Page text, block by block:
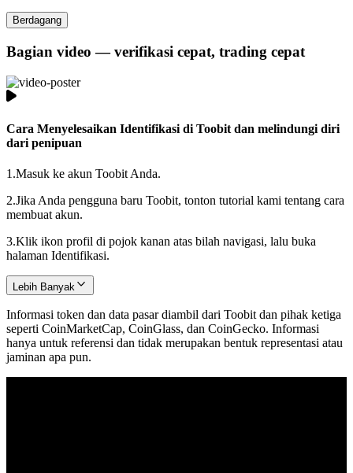
Berdagang
Bagian video — verifikasi cepat, trading cepat
Cara Menyelesaikan Identifikasi di Toobit dan melindungi diri
dari penipuan
1.Masuk ke akun Toobit Anda.
2.Jika Anda pengguna baru Toobit, tonton tutorial kami tentang cara
membuat akun.
3.Klik ikon profil di pojok kanan atas bilah navigasi, lalu buka
halaman Identifikasi.
Lebih Banyak
Informasi token dan data pasar diambil dari Toobit dan pihak ketiga
seperti CoinMarketCap, CoinGlass, dan CoinGecko. Informasi
hanya untuk referensi dan tidak merupakan bentuk representasi atau
jaminan apa pun.